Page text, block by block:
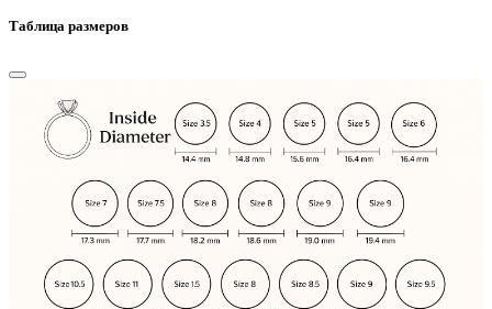
Таблица размеров